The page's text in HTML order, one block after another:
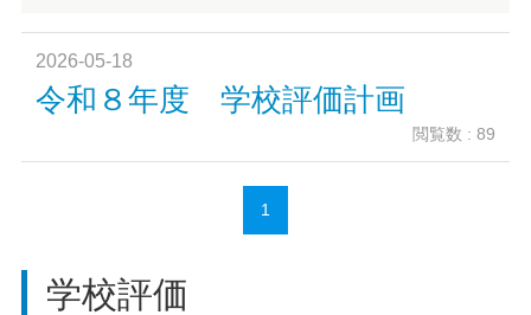
2026-05-18
令和８年度 学校評価計画
閲覧数 : 89
1
学校評価